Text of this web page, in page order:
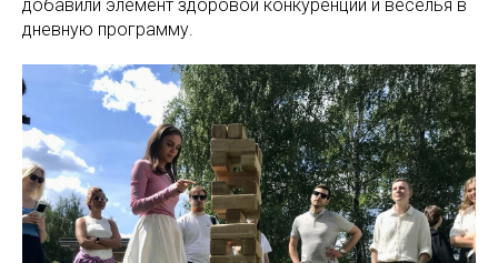
добавили элемент здоровой конкуренции и веселья в
дневную программу.